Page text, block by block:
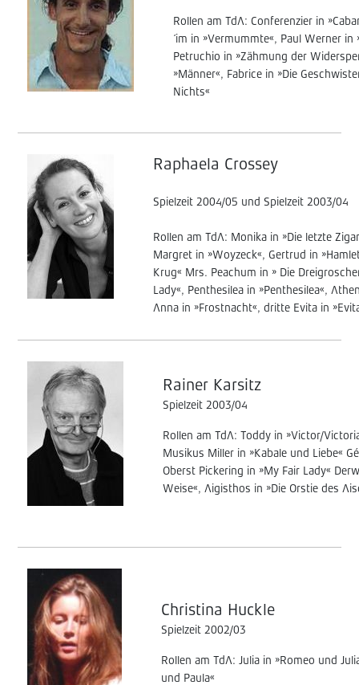
Rollen am TdA: Conferenzier in
´im in »Vermummte«, Paul Werner
Petruchio in »Zähmung der
»Männer«, Fabrice in »Die
Nichts«
Raphaela Crossey
Spielzeit 2004/05 und Spielzeit 2003/04
Rollen am TdA: Monika in »Die letzte
Margret in »Woyzeck«, Gertrud in
Krug« Mrs. Peachum in » Die
Lady«, Penthesilea in »Penthesilea«,
Anna in »Frostnacht«, dritte Evita in
Rainer Karsitz
Spielzeit 2003/04
Rollen am TdA: Toddy in »Victor/
Musikus Miller in »Kabale und Liebe«
Oberst Pickering in »My Fair Lady«
Weise«, Aigisthos in »Die Orstie des
Christina Huckle
Spielzeit 2002/03
Rollen am TdA: Julia in »Romeo und
und Paula«